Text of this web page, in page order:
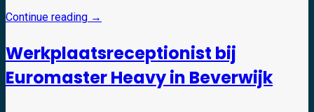
Continue reading →
Werkplaatsreceptionist bij
Euromaster Heavy in Beverwijk